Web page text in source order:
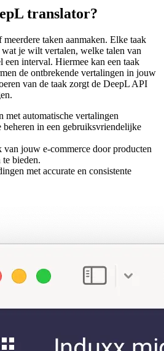
translator?
taken aanmaken. Elke taak
wat je wilt vertalen, welke talen van
een interval. Hiermee kan een taak
de ontbrekende vertalingen in jouw
van de taak zorgt de DeepL API
met automatische vertalingen
in een gebruiksvriendelijke
van jouw e-commerce door producten
te bieden.
met accurate en consistente